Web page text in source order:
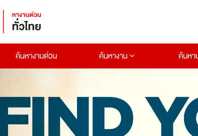
ค้นหางานด่วน ค้นหางาน ค้นหา